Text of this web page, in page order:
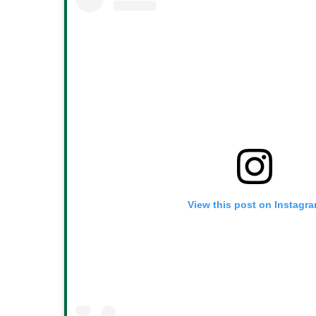
View this post on